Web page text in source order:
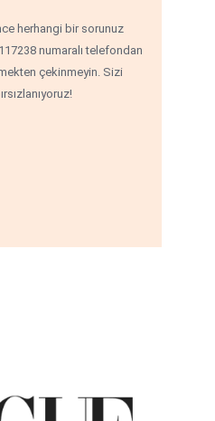
herhangi bir sorunuz
numaralı telefondan
çekinmeyin. Sizi